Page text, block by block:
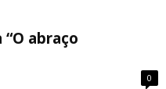
abraço
0